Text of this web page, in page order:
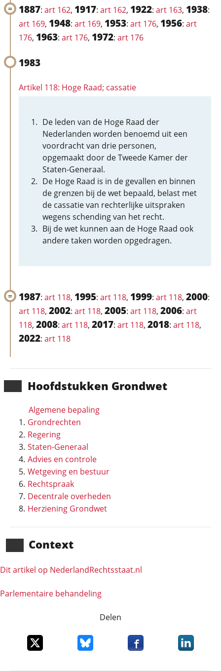
Hoofd­stukken Grondwet
Algemene bepaling
Grondrechten
Regering
Staten-Generaal
Advies en controle
Wetgeving en bestuur
Rechtspraak
Decentrale overheden
Herziening Grondwet
Context
Dit artikel op NederlandRechts­staat.nl
Parlementaire behandeling
1887: art 162, 1917: art 162, 1922: art 163, 1938:
art 169, 1948: art 169, 1953: art 176, 1956: art
176, 1963: art 176, 1972: art 176
1983
Artikel 118: Hoge Raad; cassatie
De leden van de Hoge Raad der
Nederlanden worden benoemd uit een
voordracht van drie personen,
opgemaakt door de Tweede Kamer der
Staten-Generaal.
De Hoge Raad is in de gevallen en binnen
de grenzen bij de wet bepaald, belast met
de cassatie van rechterlijke uitspraken
wegens schending van het recht.
Bij de wet kunnen aan de Hoge Raad ook
andere taken worden opgedragen.
1987: art 118, 1995: art 118, 1999: art 118, 2000:
art 118, 2002: art 118, 2005: art 118, 2006: art
118, 2008: art 118, 2017: art 118, 2018: art 118,
2022: art 118
Delen
Deel dit item op XDeel dit item op Bluesky
Deel dit item opDeel dit